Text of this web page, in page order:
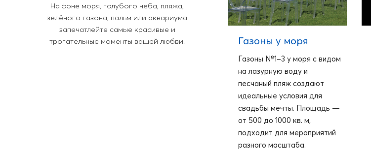
На фоне моря, голубого неба, пляжа,
зелёного газона, пальм или аквариума
запечатлейте самые красивые и
трогательные моменты вашей любви.
Газоны у моря
Газоны №1–3 у моря с видом
на лазурную воду и
песчаный пляж создают
идеальные условия для
свадьбы мечты. Площадь —
от 500 до 1000 кв. м,
подходит для мероприятий
разного масштаба.